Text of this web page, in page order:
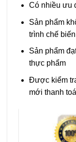
Có nhiều ưu
Sản phẩm
trình chế
Sản phẩm
thực phẩm
Được kiểm
mới thanh